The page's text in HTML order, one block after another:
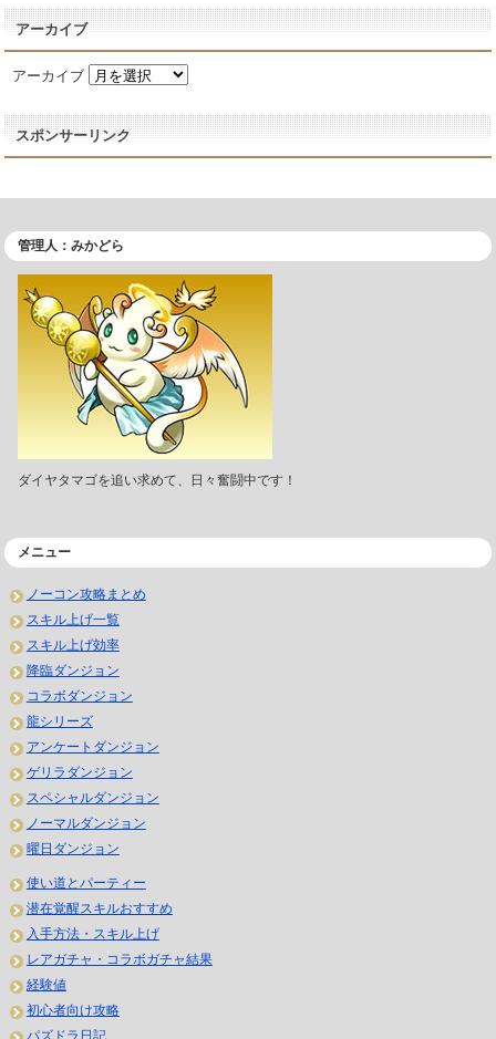
アーカイブ
アーカイブ
スポンサーリンク
管理人：みかどら
ダイヤタマゴを追い求めて、日々奮闘中です！
メニュー
ノーコン攻略まとめ
スキル上げ一覧
スキル上げ効率
降臨ダンジョン
コラボダンジョン
龍シリーズ
アンケートダンジョン
ゲリラダンジョン
スペシャルダンジョン
ノーマルダンジョン
曜日ダンジョン
使い道とパーティー
潜在覚醒スキルおすすめ
入手方法・スキル上げ
レアガチャ・コラボガチャ結果
経験値
初心者向け攻略